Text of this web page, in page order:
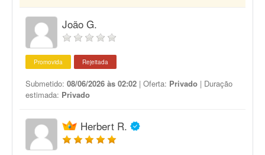
João G.
Promovida Rejeitada
Submetido: 08/06/2026 às 02:02 | Oferta: Privado | Duração
estimada: Privado
Herbert R.